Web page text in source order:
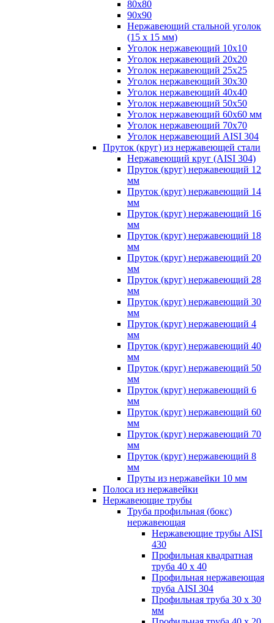
80х80
90х90
Нержавеющий стальной уголок
(15 х 15 мм)
Уголок нержавеющий 10х10
Уголок нержавеющий 20х20
Уголок нержавеющий 25х25
Уголок нержавеющий 30х30
Уголок нержавеющий 40х40
Уголок нержавеющий 50х50
Уголок нержавеющий 60х60 мм
Уголок нержавеющий 70х70
Уголок нержавеющий AISI 304
Пруток (круг) из нержавеющей стали
Нержавеющий круг (AISI 304)
Пруток (круг) нержавеющий 12
мм
Пруток (круг) нержавеющий 14
мм
Пруток (круг) нержавеющий 16
мм
Пруток (круг) нержавеющий 18
мм
Пруток (круг) нержавеющий 20
мм
Пруток (круг) нержавеющий 28
мм
Пруток (круг) нержавеющий 30
мм
Пруток (круг) нержавеющий 4
мм
Пруток (круг) нержавеющий 40
мм
Пруток (круг) нержавеющий 50
мм
Пруток (круг) нержавеющий 6
мм
Пруток (круг) нержавеющий 60
мм
Пруток (круг) нержавеющий 70
мм
Пруток (круг) нержавеющий 8
мм
Пруты из нержавейки 10 мм
Полоса из нержавейки
Нержавеющие трубы
Труба профильная (бокс)
нержавеющая
Нержавеющие трубы AISI
430
Профильная квадратная
труба 40 х 40
Профильная нержавеющая
труба AISI 304
Профильная труба 30 х 30
мм